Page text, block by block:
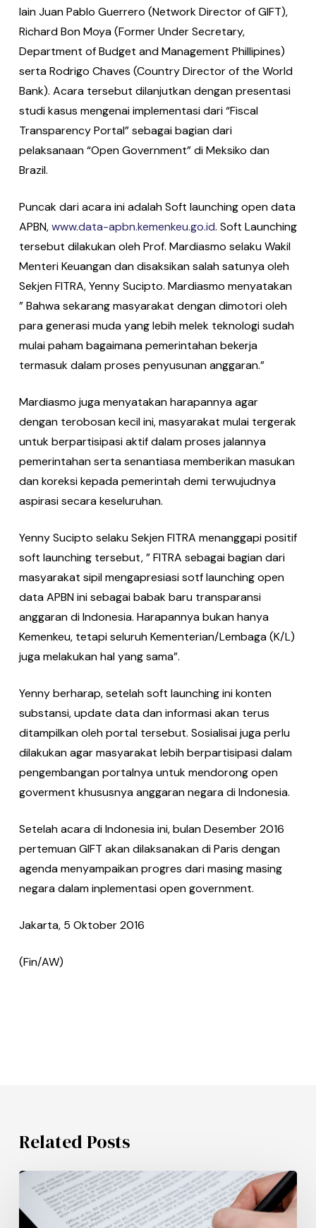
lain Juan Pablo Guerrero (Network Director of GIFT),
Richard Bon Moya (Former Under Secretary,
Department of Budget and Management Phillipines)
serta Rodrigo Chaves (Country Director of the World
Bank). Acara tersebut dilanjutkan dengan presentasi
studi kasus mengenai implementasi dari “Fiscal
Transparency Portal” sebagai bagian dari
pelaksanaan “Open Government” di Meksiko dan
Brazil.
Puncak dari acara ini adalah Soft launching open data
APBN,www.data-apbn.kemenkeu.go.id. Soft Launching
tersebut dilakukan oleh Prof. Mardiasmo selaku Wakil
Menteri Keuangan dan disaksikan salah satunya oleh
Sekjen FITRA, Yenny Sucipto. Mardiasmo menyatakan
” Bahwa sekarang masyarakat dengan dimotori oleh
para generasi muda yang lebih melek teknologi sudah
mulai paham bagaimana pemerintahan bekerja
termasuk dalam proses penyusunan anggaran.”
Mardiasmo juga menyatakan harapannya agar
dengan terobosan kecil ini, masyarakat mulai tergerak
untuk berpartisipasi aktif dalam proses jalannya
pemerintahan serta senantiasa memberikan masukan
dan koreksi kepada pemerintah demi terwujudnya
aspirasi secara keseluruhan.
Yenny Sucipto selaku Sekjen FITRA menanggapi positif
soft launching tersebut, ” FITRA sebagai bagian dari
masyarakat sipil mengapresiasi sotf launching open
data APBN ini sebagai babak baru transparansi
anggaran di Indonesia. Harapannya bukan hanya
Kemenkeu, tetapi seluruh Kementerian/Lembaga (K/L)
juga melakukan hal yang sama”.
Yenny berharap, setelah soft launching ini konten
substansi, update data dan informasi akan terus
ditampilkan oleh portal tersebut. Sosialisai juga perlu
dilakukan agar masyarakat lebih berpartisipasi dalam
pengembangan portalnya untuk mendorong open
goverment khususnya anggaran negara di Indonesia.
Setelah acara di Indonesia ini, bulan Desember 2016
pertemuan GIFT akan dilaksanakan di Paris dengan
agenda menyampaikan progres dari masing masing
negara dalam inplementasi open government.
Jakarta, 5 Oktober 2016
(Fin/AW)
Related Posts